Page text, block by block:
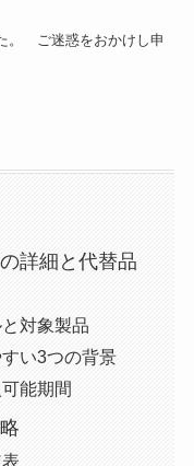
。 ご迷惑をおかけし申
詳細と代替品
対象製品
い3つの背景
能期間